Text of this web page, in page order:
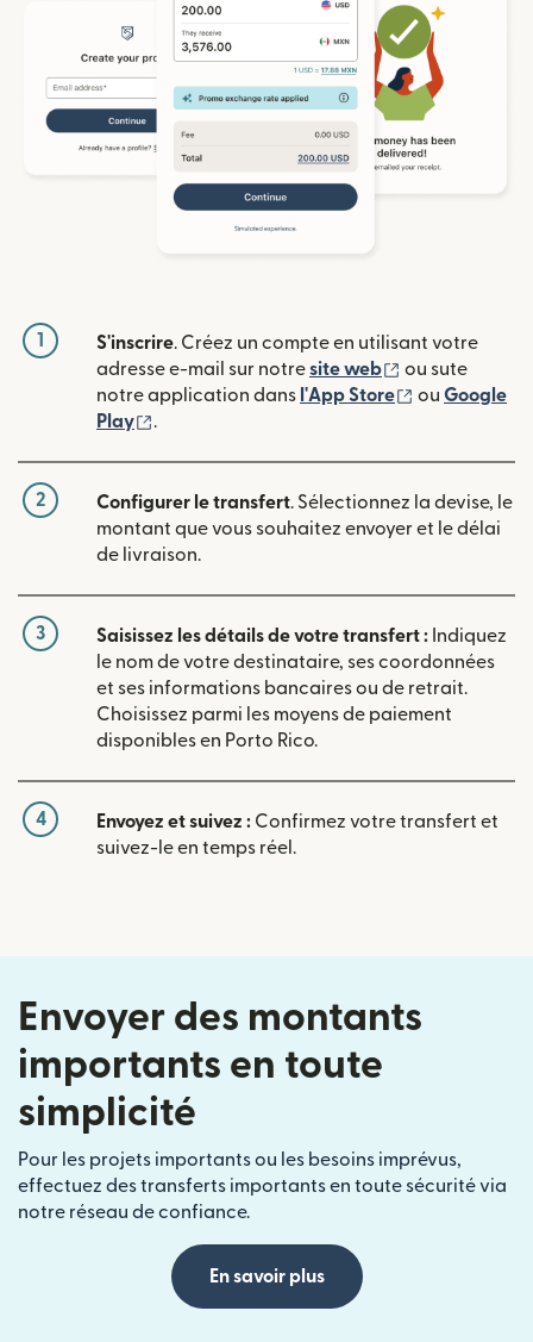
1 S'inscrire. Créez un compte en utilisant votre
adresse e-mail sur notresite web (s'ouvre dans
ou sute
notre application dans l'App Store (s'ouvre
ou Google
Play
.
2 Configurer le transfert. Sélectionnez la devise, le
montant que vous souhaitez envoyer et le délai
de livraison.
3 Saisissez les détails de votre transfert : Indiquez
le nom de votre destinataire, ses coordonnées
et ses informations bancaires ou de retrait.
Choisissez parmi les moyens de paiement
disponibles en Porto Rico.
4 Envoyez et suivez : Confirmez votre transfert et
suivez-le en temps réel.
Envoyer des montants
importants en toute
simplicité
Pour les projets importants ou les besoins imprévus,
effectuez des transferts importants en toute sécurité via
notre réseau de confiance.
En savoir plus